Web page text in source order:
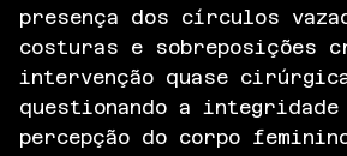
presença dos círculos
costuras e sobreposições
intervenção quase
questionando a integridade
percepção do corpo